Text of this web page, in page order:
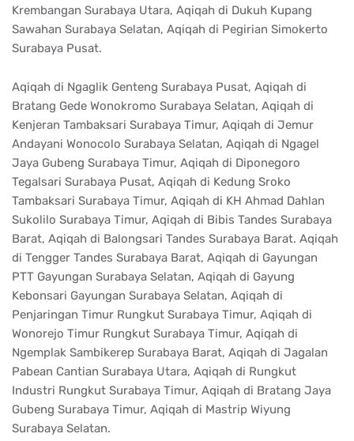
Krembangan Surabaya Utara, Aqiqah di Dukuh Kupang
Sawahan Surabaya Selatan, Aqiqah di Pegirian Simokerto
Surabaya Pusat.
Aqiqah di Ngaglik Genteng Surabaya Pusat, Aqiqah di
Bratang Gede Wonokromo Surabaya Selatan, Aqiqah di
Kenjeran Tambaksari Surabaya Timur, Aqiqah di Jemur
Andayani Wonocolo Surabaya Selatan, Aqiqah di Ngagel
Jaya Gubeng Surabaya Timur, Aqiqah di Diponegoro
Tegalsari Surabaya Pusat, Aqiqah di Kedung Sroko
Tambaksari Surabaya Timur, Aqiqah di KH Ahmad Dahlan
Sukolilo Surabaya Timur, Aqiqah di Bibis Tandes Surabaya
Barat, Aqiqah di Balongsari Tandes Surabaya Barat. Aqiqah
di Tengger Tandes Surabaya Barat, Aqiqah di Gayungan
PTT Gayungan Surabaya Selatan, Aqiqah di Gayung
Kebonsari Gayungan Surabaya Selatan, Aqiqah di
Penjaringan Timur Rungkut Surabaya Timur, Aqiqah di
Wonorejo Timur Rungkut Surabaya Timur, Aqiqah di
Ngemplak Sambikerep Surabaya Barat, Aqiqah di Jagalan
Pabean Cantian Surabaya Utara, Aqiqah di Rungkut
Industri Rungkut Surabaya Timur, Aqiqah di Bratang Jaya
Gubeng Surabaya Timur, Aqiqah di Mastrip Wiyung
Surabaya Selatan.